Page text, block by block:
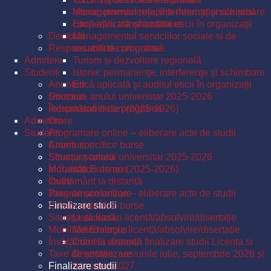
Istorie: permanenţe, interferenţe şi schimbare
Etică aplicată şi auditul eticii în organizaţii
Doctorat
Responsabili de programe
Admitere
Studenți
Anunțuri
Structura anului universitar 2025-2026
Îndrumători de an (2025-2026)
Orare
Programare online – eliberare acte de studii
Criterii specifice burse
Situația școlară
Mobilități Erasmus
Învățământ la distanță
Taxe de școlarizare
Finalizare studii
Listă lucrări licență/absolvire/disertație
Metodologie licență/absolvire/disertație
Comisii examen finalizare studii Licenta si
Disertatie, sesiunile iulie, septembrie 2026 și
februarie 2027
Managementul relațiilor internaționale și al
cooperării transfrontaliere
Managementul serviciilor sociale și de
securitate comunitară
Turism și dezvoltare regională
Istorie: permanenţe, interferenţe şi schimbare
Etică aplicată şi auditul eticii în organizaţii
Doctorat
Responsabili de programe
Admitere
Studenți
Anunțuri
Structura anului universitar 2025-2026
Îndrumători de an (2025-2026)
Orare
Programare online – eliberare acte de studii
Criterii specifice burse
Situația școlară
Mobilități Erasmus
Învățământ la distanță
Taxe de școlarizare
Finalizare studii